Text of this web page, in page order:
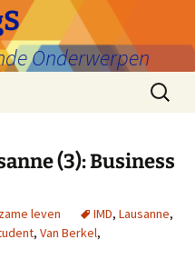
Onderwerpen
Zoeken
naar:
(3): Business
leven IMD, Lausanne,
, Van Berkel,